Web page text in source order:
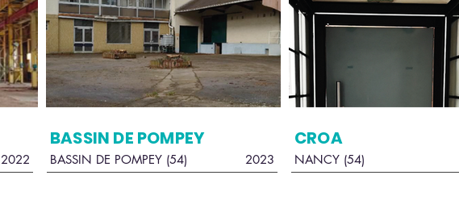
2022
BASSIN DE POMPEY
BASSIN DE POMPEY (54) 2023
CROA
NANCY (54)